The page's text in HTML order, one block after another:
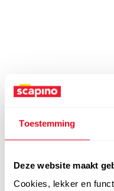
Toestemming
Deze website maakt
Cookies, lekker en